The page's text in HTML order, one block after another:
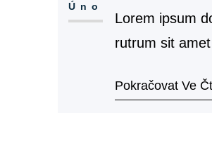
Úno
Lorem ipsum
rutrum sit
Pokračovat Ve